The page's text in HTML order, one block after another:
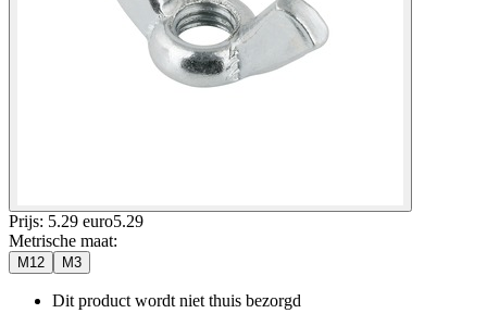
Prijs: 5.29 euro5.29
Metrische maat:
M12 M3
Dit product wordt niet thuis bezorgd